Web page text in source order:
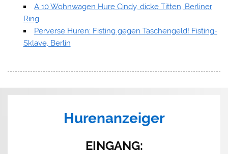
A 10 Wohnwagen Hure Cindy, dicke Titten, Berliner
Ring
Perverse Huren: Fisting gegen Taschengeld! Fisting-
Sklave, Berlin
Hurenanzeiger
EINGANG: